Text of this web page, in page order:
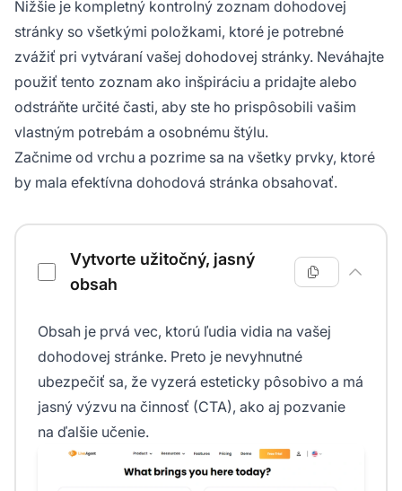
Nižšie je kompletný kontrolný zoznam dohodovej
stránky so všetkými položkami, ktoré je potrebné
zvážiť pri vytváraní vašej dohodovej stránky. Neváhajte
použiť tento zoznam ako inšpiráciu a pridajte alebo
odstráňte určité časti, aby ste ho prispôsobili vašim
vlastným potrebám a osobnému štýlu.
Začnime od vrchu a pozrime sa na všetky prvky, ktoré
by mala efektívna dohodová stránka obsahovať.
Kontrolný zoznam dohodovej stránky
Vytvorte užitočný, jasný
obsah
Obsah je prvá vec, ktorú ľudia vidia na vašej
dohodovej stránke. Preto je nevyhnutné
ubezpečiť sa, že vyzerá esteticky pôsobivo a má
jasný výzvu na činnosť (CTA), ako aj pozvanie
na ďalšie učenie.